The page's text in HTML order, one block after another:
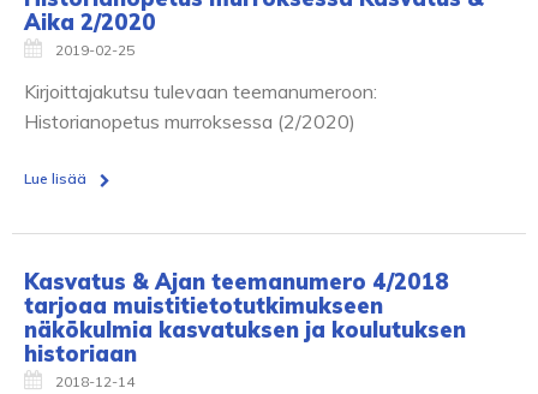
Aika 2/2020
2019-02-25
Kirjoittajakutsu tulevaan teemanumeroon:
Historianopetus murroksessa (2/2020)
Lue lisää
Kasvatus & Ajan teemanumero 4/2018
tarjoaa muistitietotutkimukseen
näkökulmia kasvatuksen ja koulutuksen
historiaan
2018-12-14